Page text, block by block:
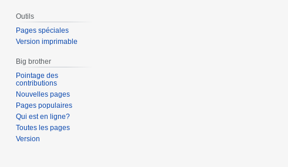
Outils
Pages spéciales
Version imprimable
Big brother
Pointage des
contributions
Nouvelles pages
Pages populaires
Qui est en ligne?
Toutes les pages
Version